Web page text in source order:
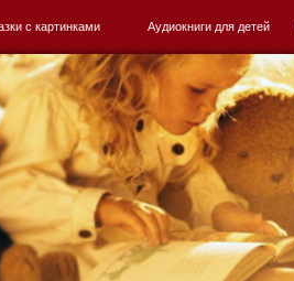
с картинками Аудиокниги для детей